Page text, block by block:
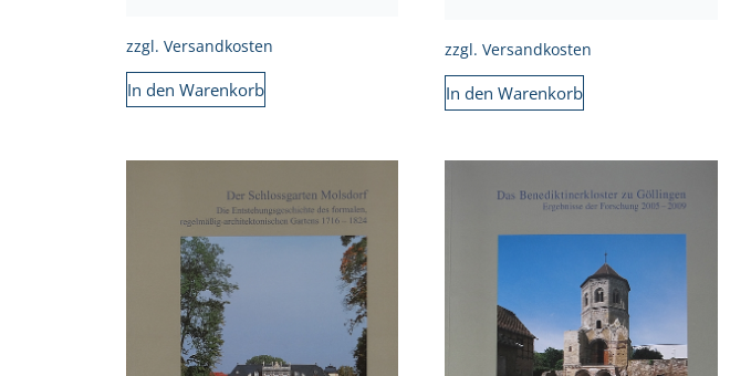
zzgl. Versandkosten
In den Warenkorb
zzgl.Versandkosten
In den Warenkorb